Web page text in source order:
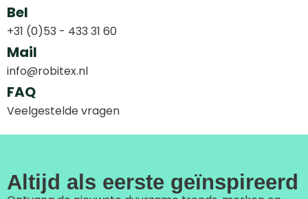
Bel
+31 (0)53 - 433 31 60
Mail
info@robitex.nl
FAQ
Veelgestelde vragen
Altijd als eerste geïnspireerd